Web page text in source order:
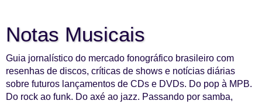
Notas Musicais
Guia jornalístico do mercado fonográfico brasileiro com
resenhas de discos, críticas de shows e notícias diárias
sobre futuros lançamentos de CDs e DVDs. Do pop à MPB.
Do rock ao funk. Do axé ao jazz. Passando por samba,